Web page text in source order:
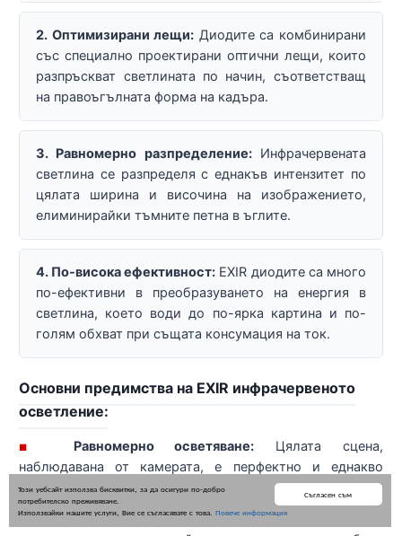
Съгласен съм
Този уебсайт използва бисквитки, за да осигури по-добро
потребителско преживяване.
Използвайки нашите услуги, Вие се съгласявате с това. Повече информация
2. Оптимизирани лещи: Диодите са комбинирани
със специално проектирани оптични лещи, които
разпръскват светлината по начин, съответстващ
на правоъгълната форма на кадъра.
3. Равномерно разпределение:Инфрачервената
светлина се разпределя с еднакъв интензитет по
цялата ширина и височина на изображението,
елиминирайки тъмните петна в ъглите.
4. По-висока ефективност: EXIR диодите са много
по-ефективни в преобразуването на енергия в
светлина, което води до по-ярка картина и по-
голям обхват при същата консумация на ток.
Основни предимства на EXIR инфрачервеното
осветление:
■ Равномерно осветяване: Цялата сцена,
наблюдавана от камерата, е перфектно и еднакво
осветена.
По-добро качество на изображението: